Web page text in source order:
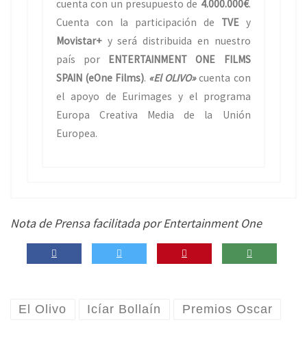
cuenta con un presupuesto de 4.000.000€.
Cuenta con la participación de TVEy
Movistar+ y será distribuida en nuestro
país por ENTERTAINMENT ONE FILMS
SPAIN (eOne Films). «El OLIVO»cuenta con
el apoyo de Eurimages y el programa
Europa Creativa Media de la Unión
Europea.
Nota de Prensa facilitada por Entertainment One
El Olivo Icíar Bollaín Premios Oscar